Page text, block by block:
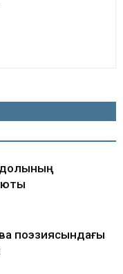
поэзиясындағы